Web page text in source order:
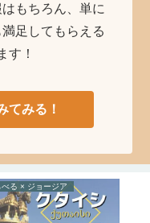
もちろん、単に
足してもらえる
す！
てみる！
べる × ジョージア